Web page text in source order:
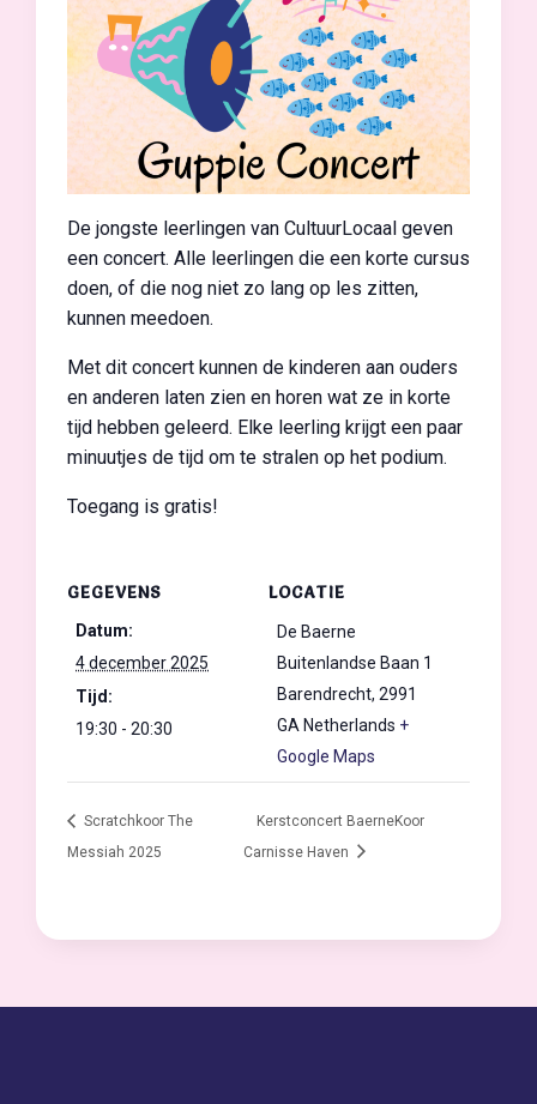
De jongste leerlingen van CultuurLocaal geven
een concert. Alle leerlingen die een korte cursus
doen, of die nog niet zo lang op les zitten,
kunnen meedoen.
Met dit concert kunnen de kinderen aan ouders
en anderen laten zien en horen wat ze in korte
tijd hebben geleerd. Elke leerling krijgt een paar
minuutjes de tijd om te stralen op het podium.
Toegang is gratis!
GEGEVENS
Datum:
4 december 2025
Tijd:
19:30 - 20:30
LOCATIE
De Baerne
Buitenlandse Baan 1
Barendrecht, 2991
GA Netherlands +
Google Maps
Scratchkoor The
Messiah 2025
Kerstconcert BaerneKoor
Carnisse Haven